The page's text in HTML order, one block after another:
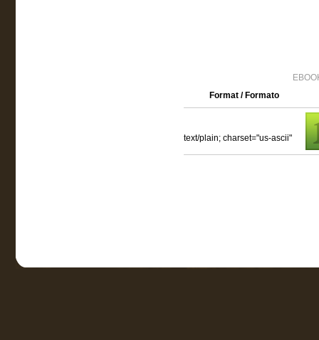
Format / Formato
text/plain; charset="us-ascii"